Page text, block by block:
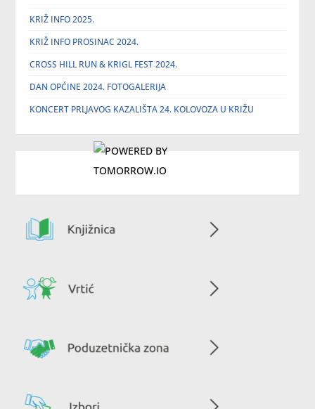
KRIŽ INFO 2025.
KRIŽ INFO PROSINAC 2024.
CROSS HILL RUN & KRIGL FEST 2024.
DAN OPĆINE 2024. FOTOGALERIJA
KONCERT PRLJAVOG KAZALIŠTA 24. KOLOVOZA U KRIŽU